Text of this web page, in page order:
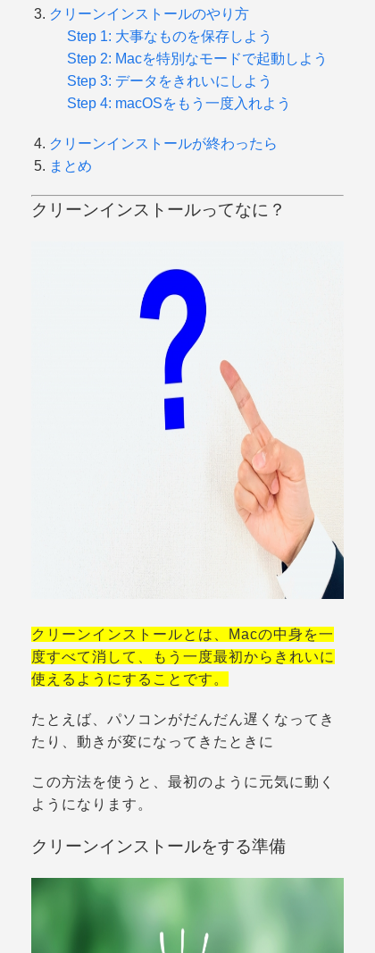
クリーンインストールのやり方
Step 1: 大事なものを保存しよう
Step 2: Macを特別なモードで起動しよう
Step 3: データをきれいにしよう
Step 4: macOSをもう一度入れよう
クリーンインストールが終わったら
まとめ
クリーンインストールってなに？
クリーンインストールとは、Macの中身を一
度すべて消して、もう一度最初からきれいに
使えるようにすることです。
たとえば、パソコンがだんだん遅くなってき
たり、動きが変になってきたときに
この方法を使うと、最初のように元気に動く
ようになります。
クリーンインストールをする準備